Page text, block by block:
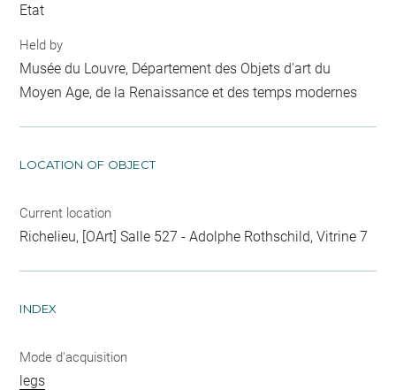
Etat
Held by
Musée du Louvre, Département des Objets d'art du
Moyen Age, de la Renaissance et des temps modernes
LOCATION OF OBJECT
Current location
Richelieu, [OArt] Salle 527 - Adolphe Rothschild, Vitrine 7
INDEX
Mode d'acquisition
legs